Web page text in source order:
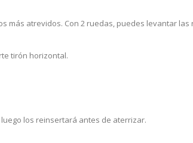
más atrevidos. Con 2 ruedas, puedes levantar
tirón horizontal.
los reinsertará antes de aterrizar.